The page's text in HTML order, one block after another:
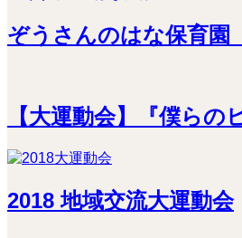
ぞうさんのはな保育
【大運動会】『僕らの
2018 地域交流大運動会